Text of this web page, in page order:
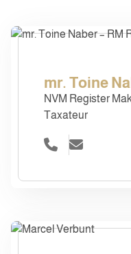
mr. Toine
NVM Register
Taxateur